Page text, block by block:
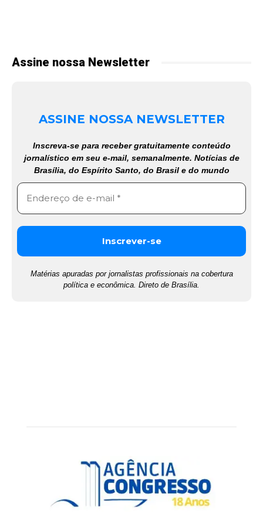
Assine nossa Newsletter
ASSINE NOSSA NEWSLETTER
Inscreva-se para receber gratuitamente conteúdo
jornalístico em seu e-mail, semanalmente. Notícias de
Brasília, do Espírito Santo, do Brasil e do mundo
Matérias apuradas por jornalistas profissionais na cobertura
política e econômica. Direto de Brasília.